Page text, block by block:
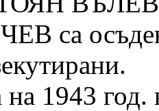
са
на 1943